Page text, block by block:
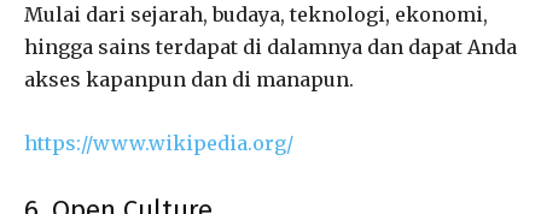
Mulai dari sejarah, budaya, teknologi, ekonomi,
hingga sains terdapat di dalamnya dan dapat Anda
akses kapanpun dan di manapun.
https://www.wikipedia.org/